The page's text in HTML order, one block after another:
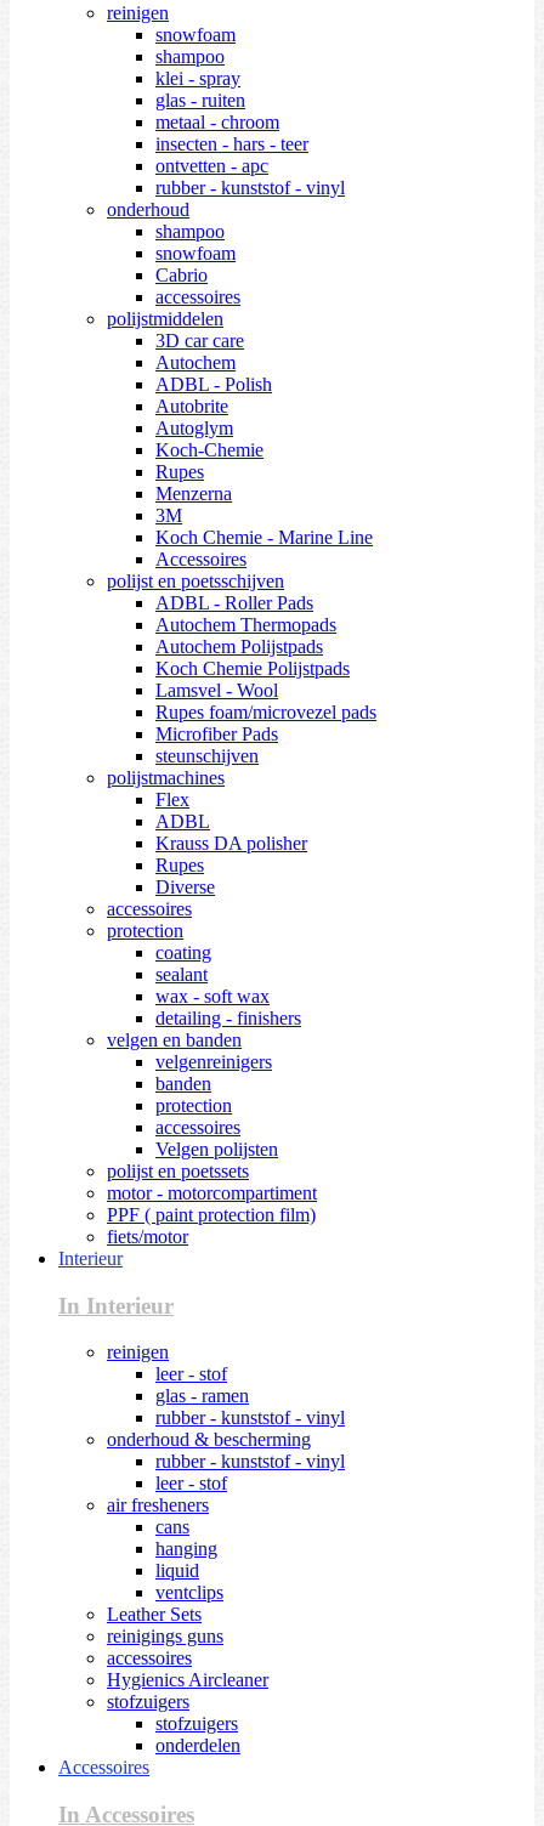
reinigen
snowfoam
shampoo
klei - spray
glas - ruiten
metaal - chroom
insecten - hars - teer
ontvetten - apc
rubber - kunststof - vinyl
onderhoud
shampoo
snowfoam
Cabrio
accessoires
polijstmiddelen
3D car care
Autochem
ADBL - Polish
Autobrite
Autoglym
Koch-Chemie
Rupes
Menzerna
3M
Koch Chemie - Marine Line
Accessoires
polijst en poetsschijven
ADBL - Roller Pads
Autochem Thermopads
Autochem Polijstpads
Koch Chemie Polijstpads
Lamsvel - Wool
Rupes foam/microvezel pads
Microfiber Pads
steunschijven
polijstmachines
Flex
ADBL
Krauss DA polisher
Rupes
Diverse
accessoires
protection
coating
sealant
wax - soft wax
detailing - finishers
velgen en banden
velgenreinigers
banden
protection
accessoires
Velgen polijsten
polijst en poetssets
motor - motorcompartiment
PPF ( paint protection film)
fiets/motor
Interieur
In Interieur
reinigen
leer - stof
glas - ramen
rubber - kunststof - vinyl
onderhoud & bescherming
rubber - kunststof - vinyl
leer - stof
air fresheners
cans
hanging
liquid
ventclips
Leather Sets
reinigings guns
accessoires
Hygienics Aircleaner
stofzuigers
stofzuigers
onderdelen
Accessoires
In Accessoires